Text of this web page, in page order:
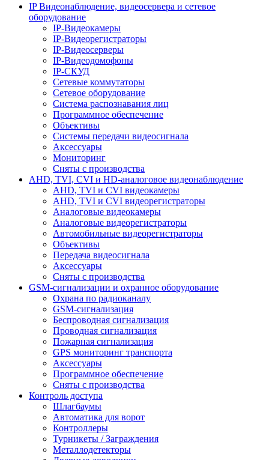
IP Видеонаблюдение, видеосервера и сетевое
оборудование
IP-Видеокамеры
IP-Видеорегистраторы
IP-Видеосерверы
IP-Видеодомофоны
IP-СКУД
Сетевые коммутаторы
Сетевое оборудование
Система распознавания лиц
Программное обеспечение
Объективы
Системы передачи видеосигнала
Аксессуары
Мониторинг
Сняты с производства
AHD, TVI, CVI и HD-аналоговое видеонаблюдение
AHD, TVI и CVI видеокамеры
AHD, TVI и CVI видеорегистраторы
Аналоговые видеокамеры
Аналоговые видеорегистраторы
Автомобильные видеорегистраторы
Объективы
Передача видеосигнала
Аксессуары
Сняты с производства
GSM-сигнализации и охранное оборудование
Охрана по радиоканалу
GSM-сигнализация
Беспроводная сигнализация
Проводная сигнализация
Пожарная сигнализация
GPS мониторинг транспорта
Аксессуары
Программное обеспечение
Сняты с производства
Контроль доступа
Шлагбаумы
Автоматика для ворот
Контроллеры
Турникеты / Заграждения
Металлодетекторы